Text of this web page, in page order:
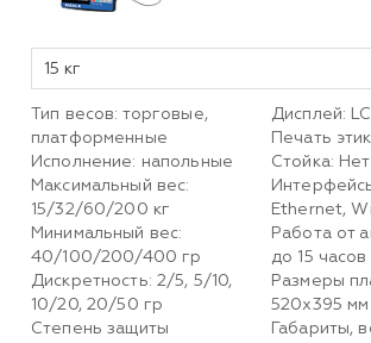
15 кг
Тип весов: торговые,
платформенные
Исполнение: напольные
Максимальный вес:
15/32/60/200 кг
Минимальный вес:
40/100/200/400 гр
Дискретность: 2/5, 5/10,
10/20, 20/50 гр
Степень защиты
Дисплей:
Печать
Стойка: Нет
Ethernet,
Работа от
до 15 часов
Размеры
520х395 мм
Габариты,